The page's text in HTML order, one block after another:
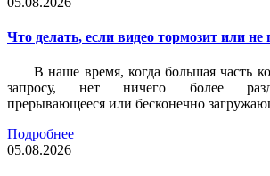
Что делать, если видео тормозит или не
В наше время, когда большая часть
запросу, нет ничего более
прерывающееся или бесконечно
Подробнее
05.08.2026